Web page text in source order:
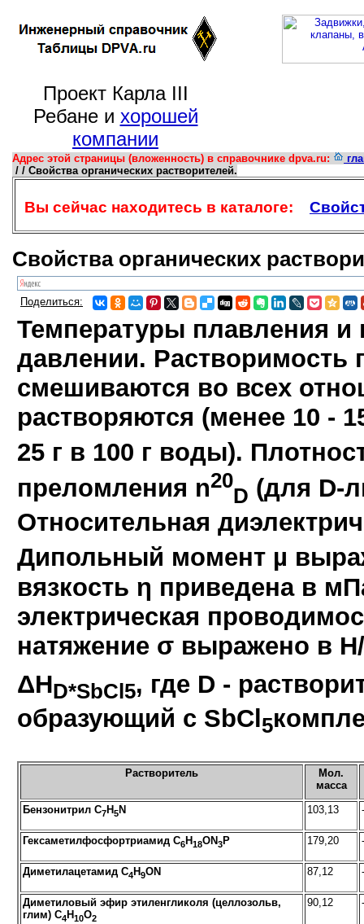
Проект Карла III
Ребане и хорошей
компании
Адрес этой страницы (вложенность) в справочнике dpva.ru:
/ / Свойства органических растворителей.
Вы сейчас находитесь в каталоге:
Свойства органических
Поделиться:
Температуры плавления
давлении. Растворимость
смешиваются во всех
растворяются (менее 10 -
25 г в 100 г воды).
преломления n20
D (для D-
Относительная
Дипольный момент µ
вязкость η приведена в
электрическая
натяжение σ выражено в
ΔHD*SbCl5, где D -
образующий с SbCl 5
Растворитель
Мол.
масса
Бензонитрил C7H5N 103,13
Гексаметилфосфортриамид C6H18ON3P 179,20 -
Диметилацетамид C4H9ON 87,12
Диметиловый эфир этиленгликоля (целлозольв,
глим) C4H10O2
90,12